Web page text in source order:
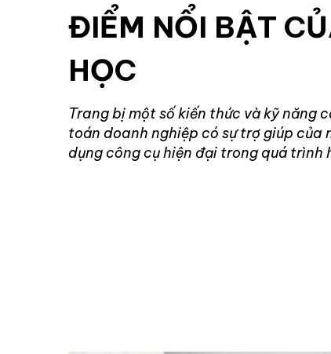
ĐIỂM NỔI BẬT
HỌC
Trang bị một số kiến thức và kỹ năng
toán doanh nghiệp có sự trợ giúp của
dụng công cụ hiện đại trong quá trình